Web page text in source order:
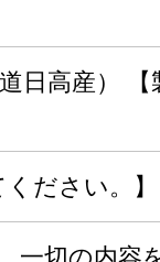
日高産）
ださい。】